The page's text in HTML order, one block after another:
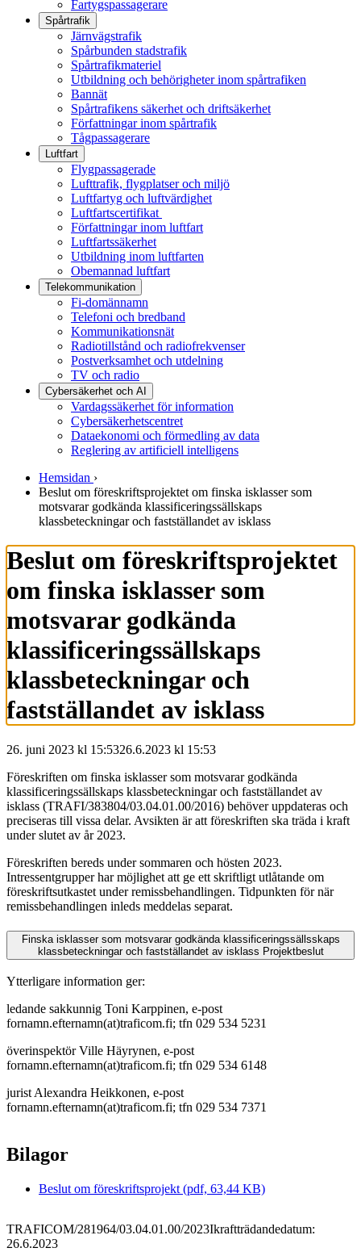
Fartygspassagerare
Spårtrafik
Järnvägstrafik
Spårbunden stadstrafik
Spårtrafikmateriel
Utbildning och behörigheter inom spårtrafiken
Bannät
Spårtrafikens säkerhet och driftsäkerhet
Författningar inom spårtrafik
Tågpassagerare
Luftfart
Flygpassagerade
Lufttrafik, flygplatser och miljö
Luftfartyg och luftvärdighet
Luftfartscertifikat
Författningar inom luftfart
Luftfartssäkerhet
Utbildning inom luftfarten
Obemannad luftfart
Telekommunikation
Fi-domännamn
Telefoni och bredband
Kommunikationsnät
Radiotillstånd och radiofrekvenser
Postverksamhet och utdelning
TV och radio
Cybersäkerhet och AI
Vardagssäkerhet för information
Cybersäkerhetscentret
Dataekonomi och förmedling av data
Reglering av artificiell intelligens
Hemsidan ›
Beslut om föreskriftsprojektet om finska isklasser som
motsvarar godkända klassificeringssällskaps
klassbeteckningar och fastställandet av isklass
Beslut om föreskriftsprojektet
om finska isklasser som
motsvarar godkända
klassificeringssällskaps
klassbeteckningar och
fastställandet av isklass
26. juni 2023 kl 15:5326.6.2023 kl 15:53
Föreskriften om finska isklasser som motsvarar godkända
klassificeringssällskaps klassbeteckningar och fastställandet av
isklass (TRAFI/383804/03.04.01.00/2016) behöver uppdateras och
preciseras till vissa delar. Avsikten är att föreskriften ska träda i kraft
under slutet av år 2023.
Föreskriften bereds under sommaren och hösten 2023.
Intressentgrupper har möjlighet att ge ett skriftligt utlåtande om
föreskriftsutkastet under remissbehandlingen. Tidpunkten för när
remissbehandlingen inleds meddelas separat.
Finska isklasser som motsvarar godkända klassificeringssällsskaps
klassbeteckningar och fastställandet av isklass Projektbeslut
Ytterligare information ger:
ledande sakkunnig Toni Karppinen, e-post
fornamn.efternamn(at)traficom.fi; tfn 029 534 5231
överinspektör Ville Häyrynen, e-post
fornamn.efternamn(at)traficom.fi; tfn 029 534 6148
jurist Alexandra Heikkonen, e-post
fornamn.efternamn(at)traficom.fi; tfn 029 534 7371
Bilagor
Beslut om föreskriftsprojekt (pdf, 63,44 KB)
TRAFICOM/281964/03.04.01.00/2023Ikraftträdandedatum:
26.6.2023